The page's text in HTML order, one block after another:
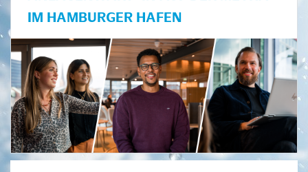
IM HAMBURGER HAFEN